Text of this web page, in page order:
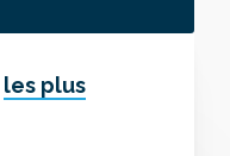
les plus